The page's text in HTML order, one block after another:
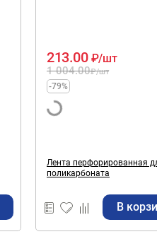
1 004.00₽/шт
213.00 ₽/шт
-79%
Лента перфорированная
поликарбоната
В